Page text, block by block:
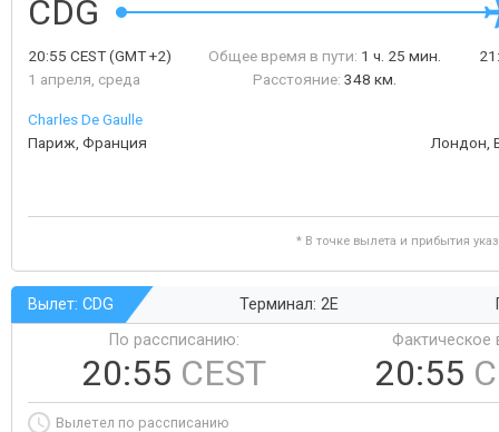
CDG
20:55 CEST(GMT +2)
1 апреля, среда
Общее время в пути: 1 ч. 25 мин.
Расстояние: 348 км.
Charles De Gaulle
Париж, Франция
Лондон,
* В точке вылета и прибытия
Вылет: CDG Терминал: 2E
По рассписанию:
20:55 CEST
Фактическое
20:55
Вылетел по рассписанию